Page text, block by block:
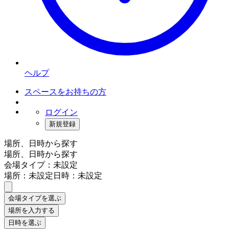
ヘルプ
スペースをお持ちの方
ログイン
新規登録
場所、日時から探す
場所、日時から探す
会場タイプ：未設定
場所：未設定日時：未設定
会場タイプを選ぶ
場所を入力する
日時を選ぶ